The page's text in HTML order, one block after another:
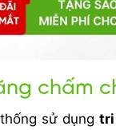
chấm
sử dụngtri